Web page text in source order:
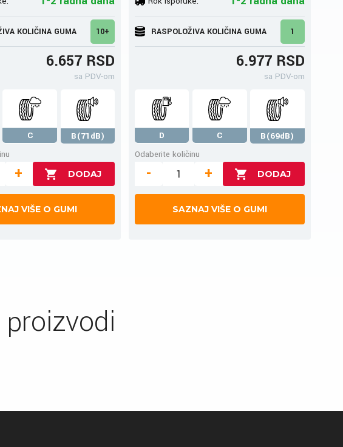
KOLIČINA GUMA 10+
6.657 RSD
sa PDV-om
C
B(71dB)
+
VIŠE O GUMI
RASPOLOŽIVA KOLIČINA GUMA 1
6.977 RSD
sa PDV-om
D C
B(69dB)
Odaberite količinu
- +
SAZNAJ VIŠE O GUMI
proizvodi